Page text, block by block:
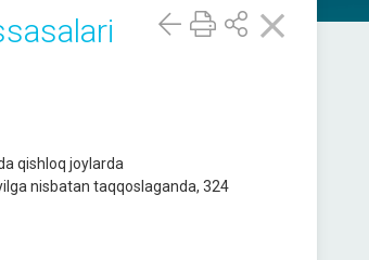
qishloq joylarda
nisbatan taqqoslaganda, 324